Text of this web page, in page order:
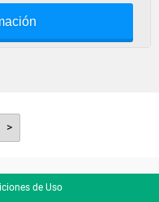
>
de Uso